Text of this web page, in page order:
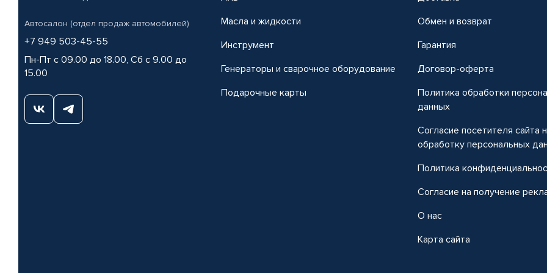
Автосалон (отдел продаж автомобилей)
+7 949 503-45-55
Пн-Пт с 09.00 до 18.00, Сб с 9.00 до
15.00
Масла и жидкости
Инструмент
Генераторы и сварочное оборудование
Подарочные карты
Обмен и возврат
Гарантия
Договор-оферта
Политика обработки
данных
Согласие посетителя сайта
обработку персональных
Политика
Согласие на получение
О нас
Карта сайта